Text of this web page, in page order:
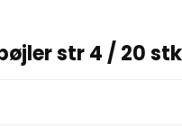
str 4 / 20 stk